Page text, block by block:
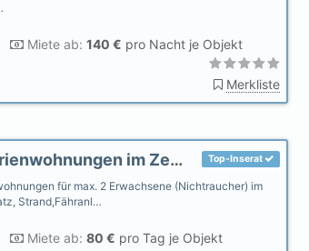
Miete ab: 140 € pro Nacht je Objekt
Merkliste
Top-Inserat
NR.-Bungalows + NR.-Ferienwohnungen im Zentrum von Wyk
für max. 2 Erwachsene (Nichtraucher) im
Strand,Fähranl…
Miete ab: 80 € pro Tag je Objekt